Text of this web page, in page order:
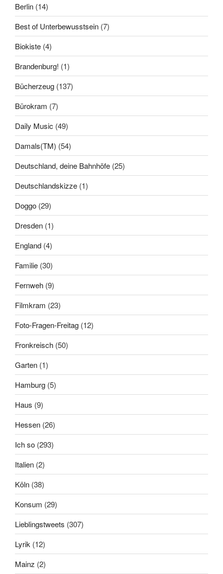
Berlin (14)
Best of Unterbewusstsein (7)
Biokiste (4)
Brandenburg! (1)
Bücherzeug (137)
Bürokram (7)
Daily Music (49)
Damals(TM) (54)
Deutschland, deine Bahnhöfe (25)
Deutschlandskizze (1)
Doggo (29)
Dresden (1)
England (4)
Familie (30)
Fernweh (9)
Filmkram (23)
Foto-Fragen-Freitag (12)
Fronkreisch (50)
Garten (1)
Hamburg (5)
Haus (9)
Hessen (26)
Ich so (293)
Italien (2)
Köln (38)
Konsum (29)
Lieblingstweets (307)
Lyrik (12)
Mainz (2)